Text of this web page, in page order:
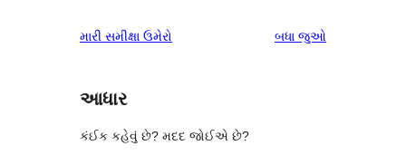
મારી સમીક્ષા ઉમેરો બધા સમીક્ષાઓ
જુઓ
આધાર
કંઈક કહેવું છે? મદદ જોઈએ છે?